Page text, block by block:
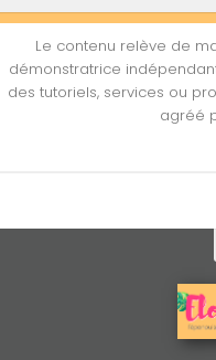
Le contenu relève de
démonstratrice
des tutoriels, services ou
agréé